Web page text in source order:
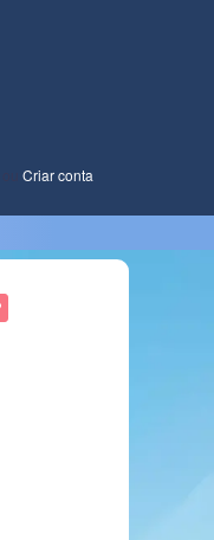
Criar conta